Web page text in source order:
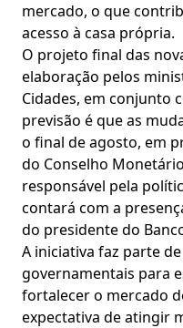
mercado, o que
acesso à casa própria.
O projeto final das
elaboração pelos
Cidades, em conjunto
previsão é que as
o final de agosto, em
do Conselho
responsável pela
contará com a
do presidente do
A iniciativa faz parte
governamentais para
fortalecer o mercado
expectativa de atingir